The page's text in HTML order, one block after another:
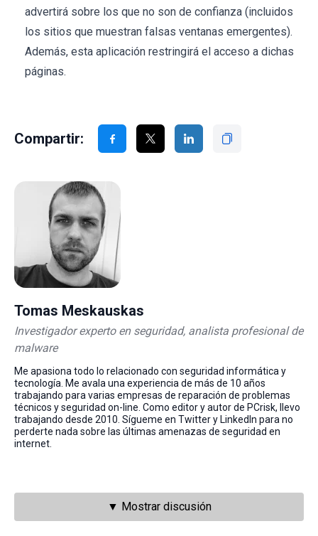
advertirá sobre los que no son de confianza (incluidos
los sitios que muestran falsas ventanas emergentes).
Además, esta aplicación restringirá el acceso a dichas
páginas.
Compartir:
Tomas Meskauskas
Investigador experto en seguridad, analista profesional de
malware
Me apasiona todo lo relacionado con seguridad informática y
tecnología. Me avala una experiencia de más de 10 años
trabajando para varias empresas de reparación de problemas
técnicos y seguridad on-line. Como editor y autor de PCrisk, llevo
trabajando desde 2010. Sígueme en Twitter y LinkedIn para no
perderte nada sobre las últimas amenazas de seguridad en
internet.
▼ Mostrar discusión